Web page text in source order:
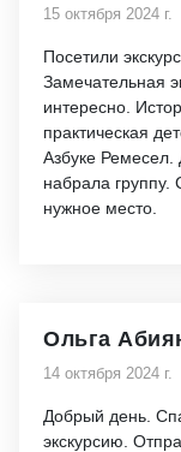
15 октября 2024 г.
Посетили
Замечательная
интересно.
практическая
Азбуке Ремесел.
набрала группу.
нужное место.
Ольга
14 октября 2024 г.
Добрый день.
экскурсию.